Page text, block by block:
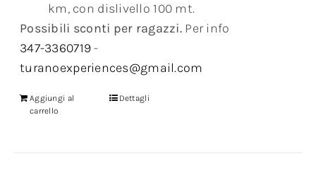
km, con dislivello 100 mt.
Possibili sconti per ragazzi.Per info
347-3360719-
turanoexperiences@gmail.com
Aggiungi al
carrello
Dettagli